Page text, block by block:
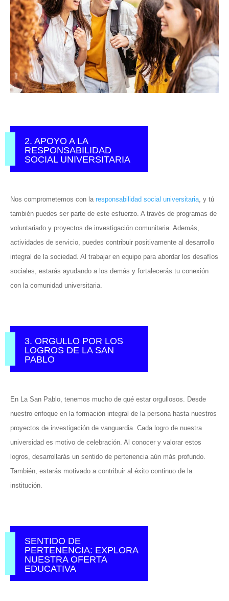
2. APOYO A LA
RESPONSABILIDAD
SOCIAL UNIVERSITARIA
Nos comprometemos con la responsabilidad social universitaria, y tú
también puedes ser parte de este esfuerzo. A través de programas de
voluntariado y proyectos de investigación comunitaria. Además,
actividades de servicio, puedes contribuir positivamente al desarrollo
integral de la sociedad. Al trabajar en equipo para abordar los desafíos
sociales, estarás ayudando a los demás y fortalecerás tu conexión
con la comunidad universitaria.
3. ORGULLO POR LOS
LOGROS DE LA SAN
PABLO
En La San Pablo, tenemos mucho de qué estar orgullosos. Desde
nuestro enfoque en la formación integral de la persona hasta nuestros
proyectos de investigación de vanguardia. Cada logro de nuestra
universidad es motivo de celebración. Al conocer y valorar estos
logros, desarrollarás un sentido de pertenencia aún más profundo.
También, estarás motivado a contribuir al éxito continuo de la
institución.
SENTIDO DE
PERTENENCIA: EXPLORA
NUESTRA OFERTA
EDUCATIVA